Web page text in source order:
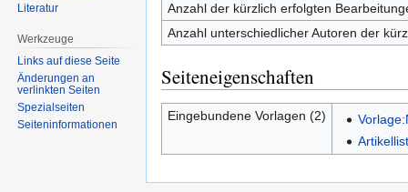
Anzahl der kürzlich erfolgten
Anzahl unterschiedlicher Autoren der
Seiteneigenschaften
Eingebundene Vorlagen (2)
Literatur
Werkzeuge
Links auf diese Seite
Änderungen an
verlinkten Seiten
Spezialseiten
Seiten­informationen